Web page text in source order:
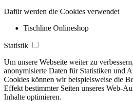
Dafür werden die Cookies verwendet
Tischline Onlineshop
Statistik
Um unsere Webseite weiter zu
anonymisierte Daten für Statistiken und
Cookies können wir beispielsweise die
Effekt bestimmter Seiten unseres Web-
Inhalte optimieren.